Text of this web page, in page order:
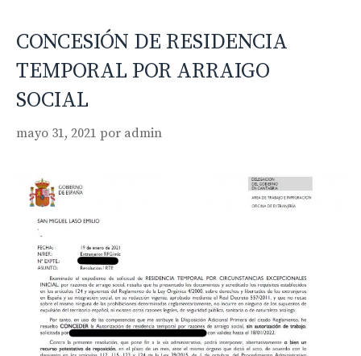
CONCESIÓN DE RESIDENCIA
TEMPORAL POR ARRAIGO
SOCIAL
mayo 31, 2021 por admin